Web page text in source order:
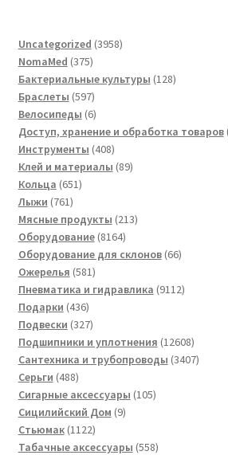
Uncategorized 39583958
NomaMed 375375
товаров
Бактериальные культуры 128128
Браслеты 597597
товаров
Велосипеды 66
товаров
Доступ, хранение и обработка товаров
Инструменты 408408
товаров
Клей и материалы 8989
Кольца 651651
Лыжи 761761
товар
Мясные продукты 213213
Оборудование 81648164
товара
Оборудование для склонов 6666
Ожерелья 581581
товар
Пневматика и гидравлика 91129112
Подарки 436436
товаров
Подвески 327327
товаров
Подшипники и уплотнения 1260812608
товаров
Сантехника и трубопроводы 34073407
Серьги 488488
товаров
Сигарные аксессуары 105105
Сицилийский Дом 99
Стьюмак 11221122
товара
Табачные аксессуары 558558